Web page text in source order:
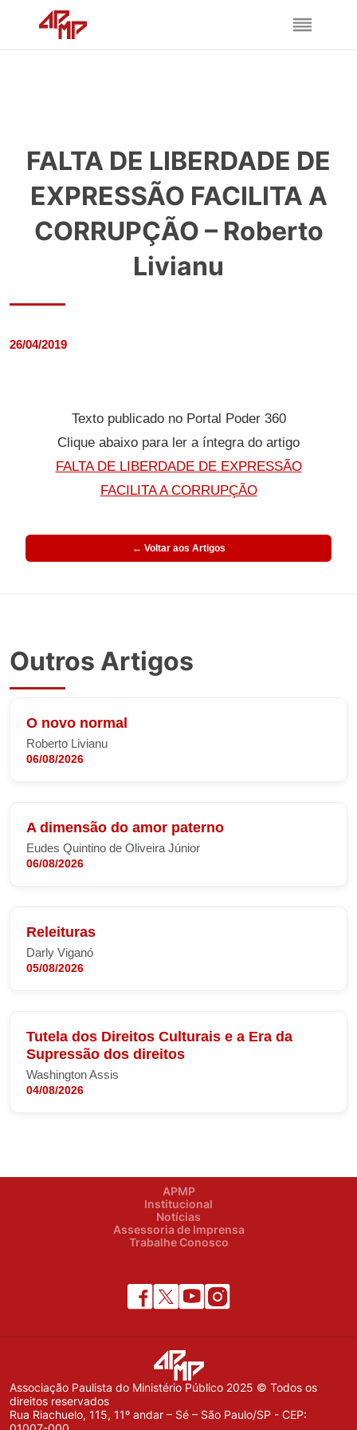
FALTA DE LIBERDADE DE
EXPRESSÃO FACILITA A
CORRUPÇÃO – Roberto
Livianu
26/04/2019
Texto publicado no Portal Poder 360
Clique abaixo para ler a íntegra do artigo
FALTA DE LIBERDADE DE EXPRESSÃO
FACILITA A CORRUPÇÃO
← Voltar aos Artigos
Outros Artigos
O novo normal
Roberto Livianu
06/08/2026
A dimensão do amor paterno
Eudes Quintino de Oliveira Júnior
06/08/2026
Releituras
Darly Viganó
05/08/2026
Tutela dos Direitos Culturais e a Era da
Supressão dos direitos
Washington Assis
04/08/2026
APMP
Institucional
Notícias
Assessoria de Imprensa
Trabalhe Conosco
Associação Paulista do Ministério Público 2025 © Todos os
direitos reservados
Rua Riachuelo, 115, 11º andar – Sé – São Paulo/SP - CEP: